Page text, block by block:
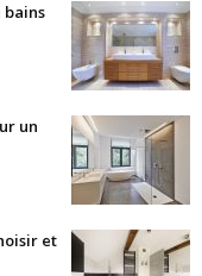
bains
un
et